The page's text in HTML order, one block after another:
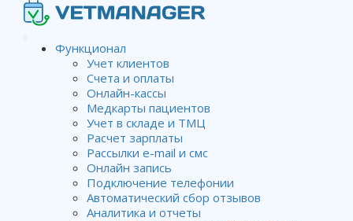
Функционал
Учет клиентов
Счета и оплаты
Онлайн-кассы
Медкарты пациентов
Учет в складе и ТМЦ
Расчет зарплаты
Рассылки e-mail и смс
Онлайн запись
Подключение телефонии
Автоматический сбор отзывов
Аналитика и отчеты